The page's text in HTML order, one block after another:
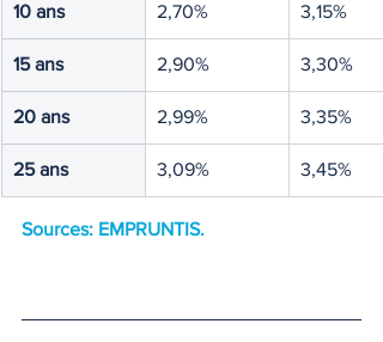
10 ans 2,70% 3,15%
15 ans 2,90% 3,30%
20 ans 2,99% 3,35%
25 ans 3,09% 3,45%
Sources: EMPRUNTIS.